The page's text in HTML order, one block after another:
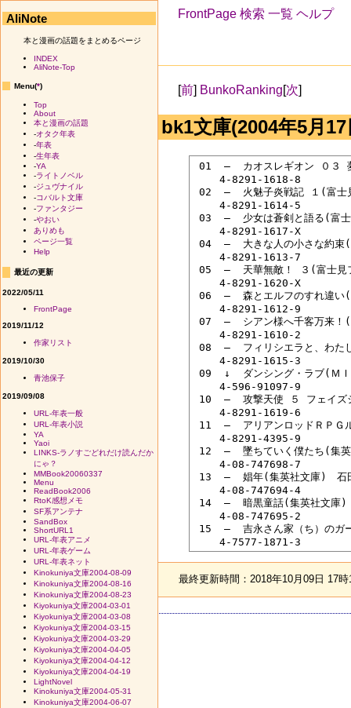
FrontPage 検索 一覧 ヘルプ
[前] BunkoRanking[次]
bk1文庫(2004年5月
01  ―  カオスレギオン ０３
4-8291-1618-8
02  ―  火魅子炎戦記 １(富士
4-8291-1614-5
03  ―  少女は蒼剣と語る(富士
4-8291-1617-X
04  ―  大きな人の小さな約束(
4-8291-1613-7
05  ―  天華無敵！ ３(富士見
4-8291-1620-X
06  ―  森とエルフのすれ違い(
4-8291-1612-9
07  ―  シアン様へ千客万来！(
4-8291-1610-2
08  ―  フィリシエラと、わた
4-8291-1615-3
09  ↓  ダンシング・ラブ(ＭＩ
4-596-91097-9
10  ―  攻撃天使 ５ フェイズ
4-8291-1619-6
11  ―  アリアンロッドＲＰＧ
4-8291-4395-9
12  ―  墜ちていく僕たち(集
4-08-747698-7
13  ―  娼年(集英社文庫)　石
4-08-747694-4
14  ―  暗黒童話(集英社文庫)
4-08-747695-2
15  ―  吉永さん家（ち）のガ
最終更新時間：2018年10月09日 17
AliNote
本と漫画の話題をまとめるページ
INDEX
AliNote-Top
Menu(*)
Top
About
本と漫画の話題
-オタク年表
-年表
-生年表
-YA
-ライトノベル
-ジュヴナイル
-コバルト文庫
-ファンタジー
-やおい
ありめも
ページ一覧
Help
最近の更新
2022/05/11
FrontPage
2019/11/12
作家リスト
2019/10/30
青池保子
2019/09/08
URL-年表一般
URL-年表小説
YA
Yaoi
LINKS-ラノすごどれだけ読んだか
にゃ？
MMBook20060337
Menu
ReadBook2006
RtoK感想メモ
SF系アンテナ
SandBox
ShortURL1
URL-年表アニメ
URL-年表ゲーム
URL-年表ネット
Kinokuniya文庫2004-08-09
Kinokuniya文庫2004-08-16
Kinokuniya文庫2004-08-23
Kiyokuniya文庫2004-03-01
Kiyokuniya文庫2004-03-08
Kiyokuniya文庫2004-03-15
Kiyokuniya文庫2004-03-29
Kiyokuniya文庫2004-04-05
Kiyokuniya文庫2004-04-12
Kiyokuniya文庫2004-04-19
LightNovel
Kinokuniya文庫2004-05-31
Kinokuniya文庫2004-06-07